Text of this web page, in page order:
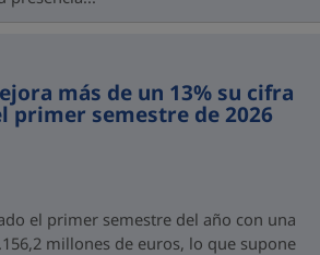
más de un 13% su cifra
primer semestre de 2026
el primer semestre del año con una
millones de euros, lo que supone